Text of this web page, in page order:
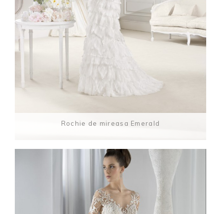
Rochie de mireasa Emerald